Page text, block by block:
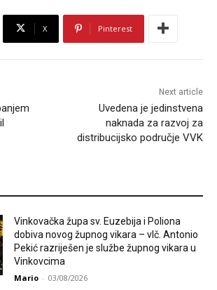
X Pinterest
Next article
Uvedena je jedinstvena
naknada za razvoj za
distribucijsko područje VVK
Vinkovačka župa sv. Euzebija i Poliona
dobiva novog župnog vikara – vlč. Antonio
Pekić razriješen je službe župnog vikara u
Vinkovcima
Mario - 03/08/2026